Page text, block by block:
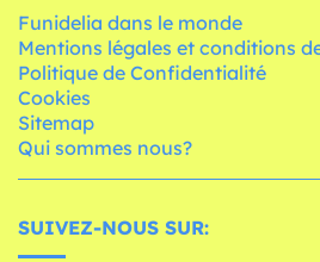
Funidelia dans le monde
Mentions légales et conditions
Politique de Confidentialité
Cookies
Sitemap
Qui sommes nous?
SUIVEZ-NOUS SUR: